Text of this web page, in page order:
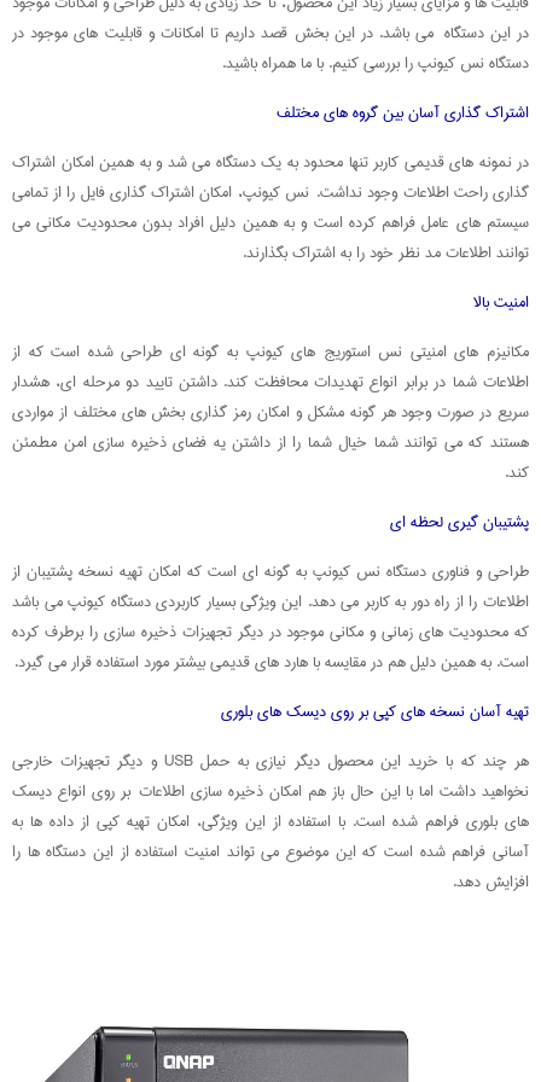
در این دستگاه می باشد. در این بخش قصد داریم تا امکانات و قابلیت های موجود در
دستگاه نس کیونپ را بررسی کنیم. با ما همراه باشید.
اشتراک گذاری آسان بین گروه های مختلف
در نمونه های قدیمی کاربر تنها محدود به یک دستگاه می شد و به همین امکان اشتراک
گذاری راحت اطلاعات وجود نداشت. نس کیونپ، امکان اشتراک گذاری فایل را از تمامی
سیستم های عامل فراهم کرده است و به همین دلیل افراد بدون محدودیت مکانی می
توانند اطلاعات مد نظر خود را به اشتراک بگذارند.
امنیت بالا
مکانیزم های امنیتی نس استوریج های کیونپ به گونه ای طراحی شده است که از
اطلاعات شما در برابر انواع تهدیدات محافظت کند. داشتن تایید دو مرحله ای، هشدار
سریع در صورت وجود هر گونه مشکل و امکان رمز گذاری بخش های مختلف از مواردی
هستند که می توانند شما خیال شما را از داشتن یه فضای ذخیره سازی امن مطمئن
کند.
پشتیبان گیری لحظه ای
طراحی و فناوری دستگاه نس کیونپ به گونه ای است که امکان تهیه نسخه پشتیبان از
اطلاعات را از راه دور به کاربر می دهد. این ویژگی بسیار کاربردی دستگاه کیونپ می باشد
که محدودیت های زمانی و مکانی موجود در دیگر تجهیزات ذخیره سازی را برطرف کرده
است. به همین دلیل هم در مقایسه با هارد های قدیمی بیشتر مورد استفاده قرار می گیرد.
تهیه آسان نسخه های کپی بر روی دیسک های بلوری
هر چند که با خرید این محصول دیگر نیازی به حمل USB و دیگر تجهیزات خارجی
نخواهید داشت اما با این حال باز هم امکان ذخیره سازی اطلاعات بر روی انواع دیسک
های بلوری فراهم شده است. با استفاده از این ویژگی، امکان تهیه کپی از داده ها به
آسانی فراهم شده است که این موضوع می تواند امنیت استفاده از این دستگاه ها را
افزایش دهد.